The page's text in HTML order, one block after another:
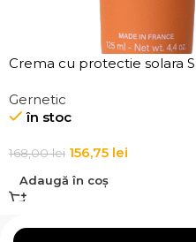
Crema cu protectie solara
Gernetic
în stoc
168,00lei 156,75 lei
Adaugă în coș